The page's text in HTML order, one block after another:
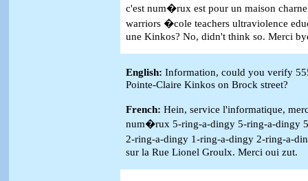
c'est num�rux est pour un maison
warriors �cole teachers ultraviolence
une Kinkos? No, didn't think so. Merci
English: Information, could you verify
Pointe-Claire Kinkos on Brock street?
French: Hein, service l'informatique,
num�rux 5-ring-a-dingy 5-ring-a-dingy
2-ring-a-dingy 1-ring-a-dingy 2-ring-a-
sur la Rue Lionel Groulx. Merci oui zut.